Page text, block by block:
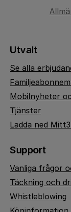
Utvalt
Se alla
Mobilnyheter
Tjänster
Ladda ned
Support
Vanliga frågor
Täckning och
Whistleblowing